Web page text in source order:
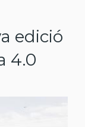
edició
4.0